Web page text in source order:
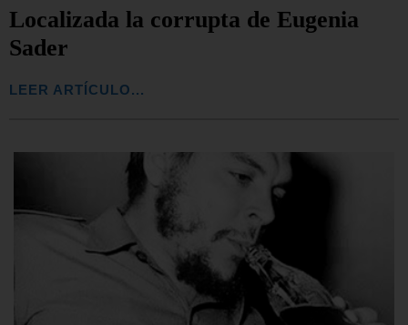
Localizada la corrupta de Eugenia
Sader
LEER ARTÍCULO...